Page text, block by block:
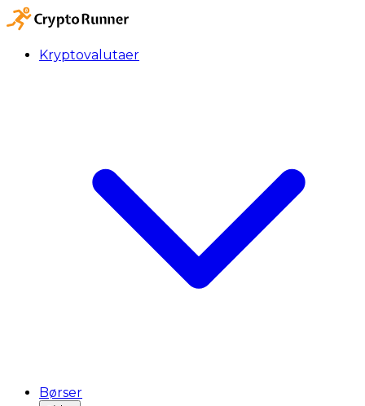
Kryptovalutaer
Børser